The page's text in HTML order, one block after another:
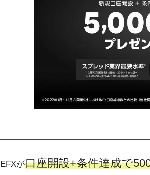
が口座開設+条件達成で